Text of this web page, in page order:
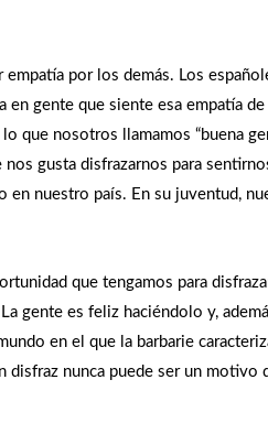
por los demás. Los
gente que siente esa empatía
que nosotros llamamos “buena
gusta disfrazarnos para
nuestro país. En su juventud,
que tengamos para
gente es feliz haciéndolo y,
en el que la barbarie
disfraz nunca puede ser un motivo